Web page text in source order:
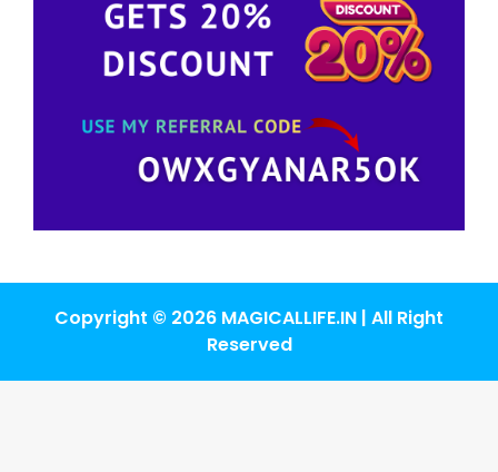
Copyright © 2026 MAGICALLIFE.IN | All Right
Reserved